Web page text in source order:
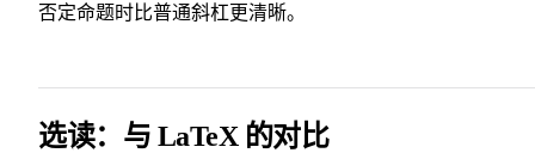
否定命题时比普通斜杠更清晰。
选读：与 LaTeX 的对比